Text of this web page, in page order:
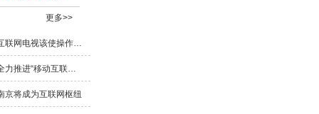
更多>>
互联网电视该使操作变轻松
全力推进“移动互联网+”示范工程 手机域名普及活动正式启动(图)
京将成为互联网枢纽